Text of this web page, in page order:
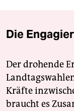
Die
Der drohende
Kräfte
braucht es